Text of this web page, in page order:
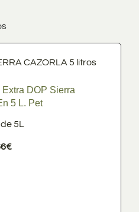
DOP Sierra
5 L. Pet
5L